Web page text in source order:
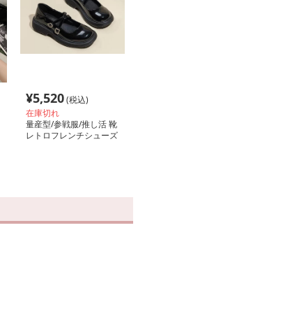
¥5,520(税込)
在庫切れ
量産型/参戦服/推し活 靴
レトロフレンチシューズ